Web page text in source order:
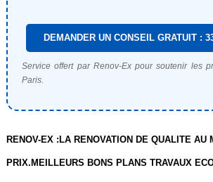
DEMANDER UN CONSEIL GRATUIT :
Service offert par Renov-Ex pour soutenir les
Paris.
RENOV-EX :LA RENOVATION DE QUALITE AU
PRIX.MEILLEURS BONS PLANS TRAVAUX